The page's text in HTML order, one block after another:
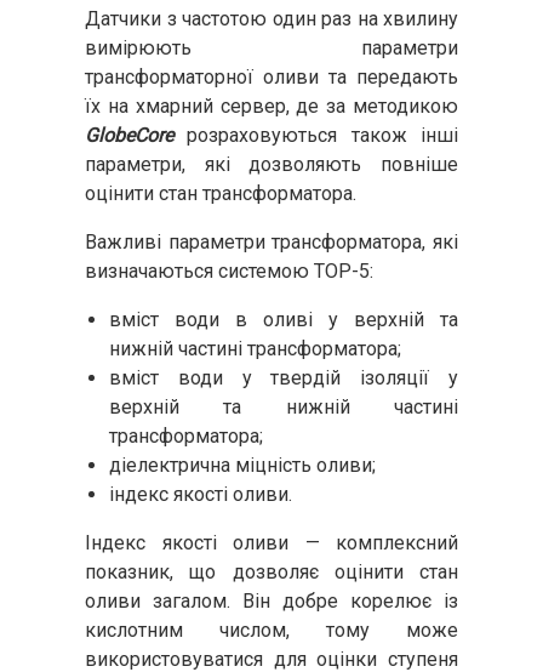
Датчики з частотою один раз на хвилину
вимірюють параметри
трансформаторної оливи та передають
їх на хмарний сервер, де за методикою
GlobeCoreрозраховуються також інші
параметри, які дозволяють повніше
оцінити стан трансформатора.
Важливі параметри трансформатора, які
визначаються системою ТОР-5:
вміст води в оливі у верхній та
нижній частині трансформатора;
вміст води у твердій ізоляції у
верхній та нижній частині
трансформатора;
діелектрична міцність оливи;
індекс якості оливи.
Індекс якості оливи — комплексний
показник, що дозволяє оцінити стан
оливи загалом. Він добре корелює із
кислотним числом, тому може
використовуватися для оцінки ступеня